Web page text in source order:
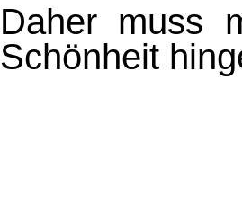
Daher muss
Schönheit